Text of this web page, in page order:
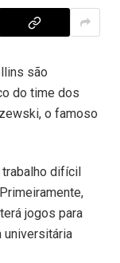
são
do time dos
o famoso
trabalho difícil
jogos para
universitária